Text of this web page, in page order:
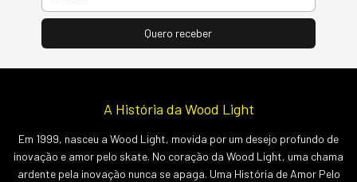
A História da Wood Light
Em 1999, nasceu a Wood Light, movida por um desejo profundo de
inovação e amor pelo skate. No coração da Wood Light, uma chama
ardente pela inovação nunca se apaga. Uma História de Amor Pelo